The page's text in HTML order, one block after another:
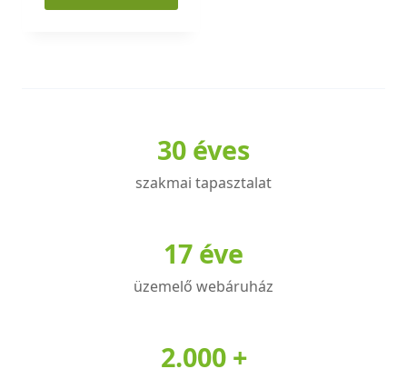
30 éves
szakmai tapasztalat
17 éve
üzemelő webáruház
2.000 +